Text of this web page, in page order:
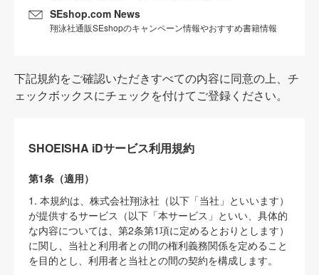
SEshop.com News
翔泳社通販SEshopのキャンペーン情報やおすすめ書籍情報
下記規約をご確認いただきすべての内容に同意の上、チ
ェックボックスにチェックを付けてご登録ください。
SHOEISHA iDサービス利用規約
第1条（適用）
1. 本規約は、株式会社翔泳社（以下「当社」といいます）
が提供するサービス（以下「本サービス」といい、具体的
な内容については、第2条第1項に定めるとおりとします）
に関し、当社と利用者との間の権利義務関係を定めること
を目的とし、利用者と当社との間の契約を構成します。